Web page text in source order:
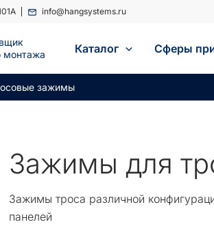
info@hangsystems.ru
монтажа
Каталог Сферы
зажимы
Зажимы для
Зажимы троса различной
панелей